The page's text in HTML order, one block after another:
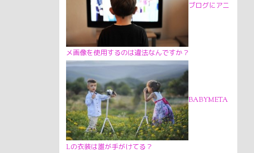
ブログにアニ
メ画像を使用するのは違法なんですか？
BABYMETA
Lの衣装は誰が手がけてる？